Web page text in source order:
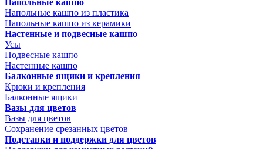
Напольные кашпо
Напольные кашпо из пластика
Напольные кашпо из керамики
Настенные и подвесные кашпо
Усы
Подвесные кашпо
Настенные кашпо
Балконные ящики и крепления
Крюки и крепления
Балконные ящики
Вазы для цветов
Вазы для цветов
Сохранение срезанных цветов
Подставки и поддержки для цветов